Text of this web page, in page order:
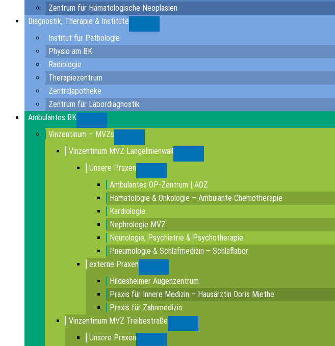
Zentrum für Hämatologische Neoplasien
Diagnostik, Therapie & Institute
Institut für Pathologie
Physio am BK
Radiologie
Therapiezentrum
Zentralapotheke
Zentrum für Labordiagnostik
Ambulantes BK
Vinzentinum – MVZs
Vinzentinum MVZ Langelinienwall
Unsere Praxen
Ambulantes OP-Zentrum | AOZ
Hämatologie & Onkologie – Ambulante Chemotherapie
Kardiologie
Nephrologie MVZ
Neurologie, Psychiatrie & Psychotherapie
Pneumologie & Schlafmedizin – Schlaflabor
externe Praxen
Hildesheimer Augenzentrum
Praxis für Innere Medizin – Hausärztin Doris Miethe
Praxis für Zahnmedizin
Vinzentinum MVZ Treibestraße
Unsere Praxen